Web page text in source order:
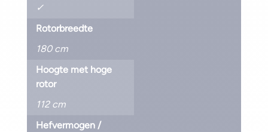
✓
Rotorbreedte
180 cm
Hoogte met hoge
rotor
112 cm
Hefvermogen /